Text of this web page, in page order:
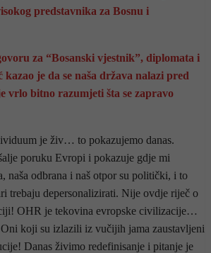
predstavnika za Bosnu i
za “Bosanski vjestnik”, diplomata i
je da se naša država nalazi pred
vrlo bitno razumjeti šta se zapravo
je živ… to pokazujemo danas.
poruku Evropi i pokazuje gdje mi
naša odbrana i naš otpor su politički, i to
trebaju depersonalizirati. Nije ovdje riječ o
OHR je tekovina evropske civilizacije…
Oni koji su izlazili iz vučijih jama zaustavljeni
Danas živimo redefinisanje i pitanje je